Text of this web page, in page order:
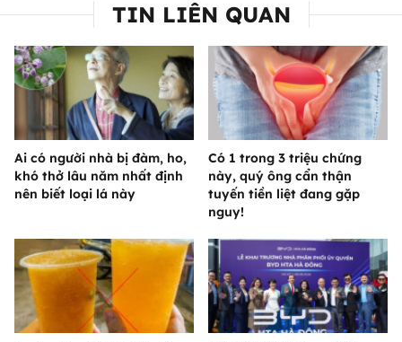
TIN LIÊN QUAN
Ai có người nhà bị đàm, ho,
khó thở lâu năm nhất định
nên biết loại lá này
Có 1 trong 3 triệu chứng
này, quý ông cẩn thận
tuyến tiền liệt đang gặp
nguy!